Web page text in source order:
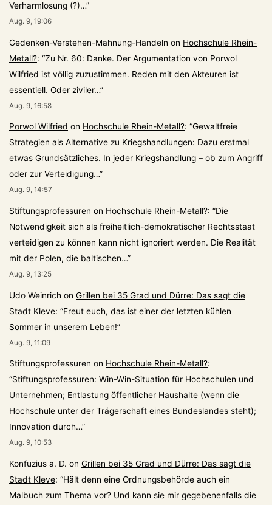
Verharmlosung (?)…”
Aug. 9, 19:06
Gedenken-Verstehen-Mahnung-Handeln on Hochschule Rhein-
Metall?: “Zu Nr. 60: Danke. Der Argumentation von Porwol
Wilfried ist völlig zuzustimmen. Reden mit den Akteuren ist
essentiell. Oder ziviler…”
Aug. 9, 16:58
Porwol Wilfried on Hochschule Rhein-Metall?: “Gewaltfreie
Strategien als Alternative zu Kriegshandlungen: Dazu erstmal
etwas Grundsätzliches. In jeder Kriegshandlung – ob zum Angriff
oder zur Verteidigung…”
Aug. 9, 14:57
Stiftungsprofessuren on Hochschule Rhein-Metall?: “Die
Notwendigkeit sich als freiheitlich-demokratischer Rechtsstaat
verteidigen zu können kann nicht ignoriert werden. Die Realität
mit der Polen, die baltischen…”
Aug. 9, 13:25
Udo Weinrich on Grillen bei 35 Grad und Dürre: Das sagt die
Stadt Kleve: “Freut euch, das ist einer der letzten kühlen
Sommer in unserem Leben!”
Aug. 9, 11:09
Stiftungsprofessuren on Hochschule Rhein-Metall?:
“Stiftungsprofessuren: Win-Win-Situation für Hochschulen und
Unternehmen; Entlastung öffentlicher Haushalte (wenn die
Hochschule unter der Trägerschaft eines Bundeslandes steht);
Innovation durch…”
Aug. 9, 10:53
Konfuzius a. D. on Grillen bei 35 Grad und Dürre: Das sagt die
Stadt Kleve: “Hält denn eine Ordnungsbehörde auch ein
Malbuch zum Thema vor? Und kann sie mir gegebenenfalls die